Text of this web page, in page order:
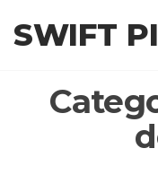
SWIFT